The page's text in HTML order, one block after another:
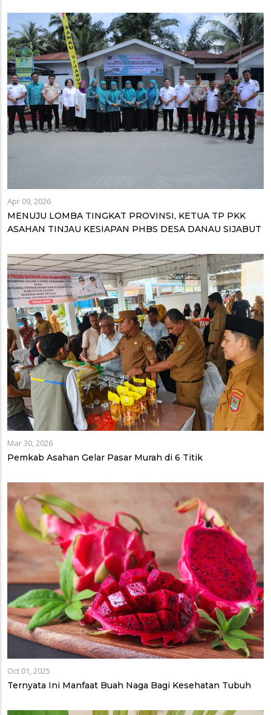
Apr 09, 2026
MENUJU LOMBA TINGKAT PROVINSI, KETUA TP PKK
ASAHAN TINJAU KESIAPAN PHBS DESA DANAU SIJABUT
Mar 30, 2026
Pemkab Asahan Gelar Pasar Murah di 6 Titik
Oct 01, 2025
Ternyata Ini Manfaat Buah Naga Bagi Kesehatan Tubuh